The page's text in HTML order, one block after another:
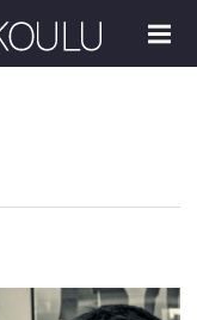
MENU